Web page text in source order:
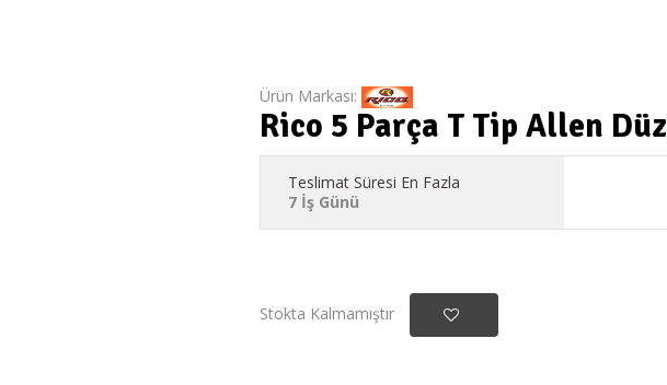
Ürün Markası:
Rico 5 Parça T Tip Allen Düz
Teslimat Süresi En Fazla
7 İş Günü
Stokta Kalmamıştır